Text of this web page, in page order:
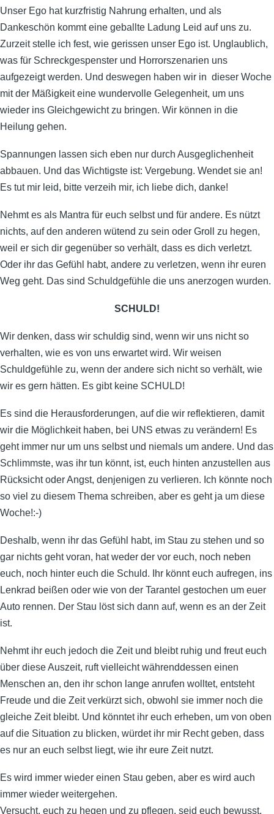
Unser Ego hat kurzfristig Nahrung erhalten, und als
Dankeschön kommt eine geballte Ladung Leid auf uns zu.
Zurzeit stelle ich fest, wie gerissen unser Ego ist. Unglaublich,
was für Schreckgespenster und Horrorszenarien uns
aufgezeigt werden. Und deswegen haben wir in dieser Woche
mit der Mäßigkeit eine wundervolle Gelegenheit, um uns
wieder ins Gleichgewicht zu bringen. Wir können in die
Heilung gehen.
Spannungen lassen sich eben nur durch Ausgeglichenheit
abbauen. Und das Wichtigste ist: Vergebung. Wendet sie an!
Es tut mir leid, bitte verzeih mir, ich liebe dich, danke!
Nehmt es als Mantra für euch selbst und für andere. Es nützt
nichts, auf den anderen wütend zu sein oder Groll zu hegen,
weil er sich dir gegenüber so verhält, dass es dich verletzt.
Oder ihr das Gefühl habt, andere zu verletzen, wenn ihr euren
Weg geht. Das sind Schuldgefühle die uns anerzogen wurden.
SCHULD!
Wir denken, dass wir schuldig sind, wenn wir uns nicht so
verhalten, wie es von uns erwartet wird. Wir weisen
Schuldgefühle zu, wenn der andere sich nicht so verhält, wie
wir es gern hätten. Es gibt keine SCHULD!
Es sind die Herausforderungen, auf die wir reflektieren, damit
wir die Möglichkeit haben, bei UNS etwas zu verändern! Es
geht immer nur um uns selbst und niemals um andere. Und das
Schlimmste, was ihr tun könnt, ist, euch hinten anzustellen aus
Rücksicht oder Angst, denjenigen zu verlieren. Ich könnte noch
so viel zu diesem Thema schreiben, aber es geht ja um diese
Woche!:-)
Deshalb, wenn ihr das Gefühl habt, im Stau zu stehen und so
gar nichts geht voran, hat weder der vor euch, noch neben
euch, noch hinter euch die Schuld. Ihr könnt euch aufregen, ins
Lenkrad beißen oder wie von der Tarantel gestochen um euer
Auto rennen. Der Stau löst sich dann auf, wenn es an der Zeit
ist.
Nehmt ihr euch jedoch die Zeit und bleibt ruhig und freut euch
über diese Auszeit, ruft vielleicht währenddessen einen
Menschen an, den ihr schon lange anrufen wolltet, entsteht
Freude und die Zeit verkürzt sich, obwohl sie immer noch die
gleiche Zeit bleibt. Und könntet ihr euch erheben, um von oben
auf die Situation zu blicken, würdet ihr mir Recht geben, dass
es nur an euch selbst liegt, wie ihr eure Zeit nutzt.
Es wird immer wieder einen Stau geben, aber es wird auch
immer wieder weitergehen.
Versucht, euch zu hegen und zu pflegen, seid euch bewusst,